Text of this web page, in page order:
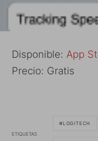
Disponible: App
Precio: Gratis
ETIQUETAS
LOGITECH